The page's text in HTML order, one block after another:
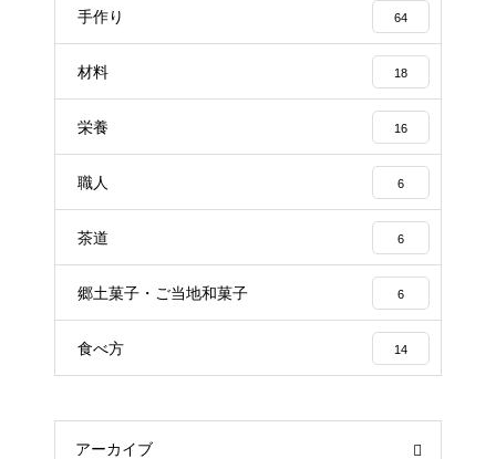
手作り 64
材料 18
栄養 16
職人 6
茶道 6
郷土菓子・ご当地和菓子 6
食べ方 14
アーカイブ